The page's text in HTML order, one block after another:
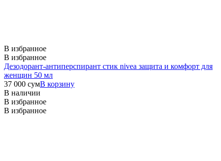
В избранное
В избранное
Дезодорант-антиперспирант стик nivea защита и комфорт для
женщин 50 мл
37 000 сумВ корзину
В наличии
В избранное
В избранное